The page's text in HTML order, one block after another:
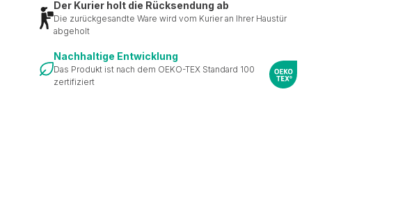
Der Kurier holt die Rücksendung ab
Die zurückgesandte Ware wird vom Kurier an Ihrer Haustür
abgeholt
Nachhaltige Entwicklung
Das Produkt ist nach dem OEKO-TEX Standard 100
zertifiziert